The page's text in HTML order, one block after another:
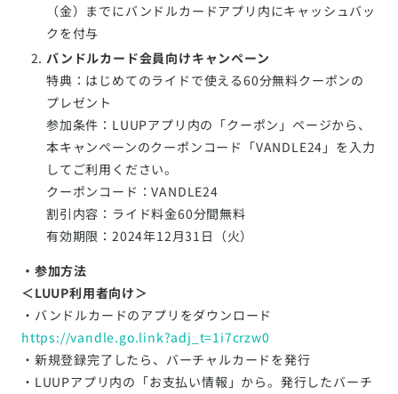
（金）までにバンドルカードアプリ内にキャッシュバッ
クを付与
バンドルカード会員向けキャンペーン
特典：はじめてのライドで使える60分無料クーポンの
プレゼント
参加条件：LUUPアプリ内の「クーポン」ページから、
本キャンペーンのクーポンコード「VANDLE24」を入力
してご利用ください。
クーポンコード：VANDLE24
割引内容：ライド料金60分間無料
有効期限：2024年12月31日（火）
・参加方法
＜LUUP利用者向け＞
・バンドルカードのアプリをダウンロード
https://vandle.go.link?adj_t=1i7crzw0
・新規登録完了したら、バーチャルカードを発行
・LUUPアプリ内の「お支払い情報」から。発行したバーチ